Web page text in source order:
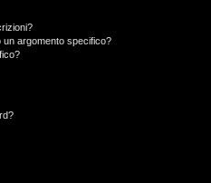
argomento specifico?